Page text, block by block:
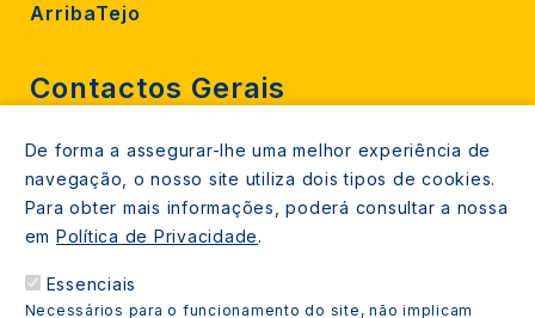
ArribaTejo
Contactos Gerais
212 724 000
800206770 (gratuito rede fixa)
Contacte-nos
Espaços de atendimento
De forma a assegurar-lhe uma melhor experiência de
navegação, o nosso site utiliza dois tipos de cookies.
Para obter mais informações, poderá consultar a nossa
em Política de Privacidade.
Essenciais
Necessários para o funcionamento do site, não implicam